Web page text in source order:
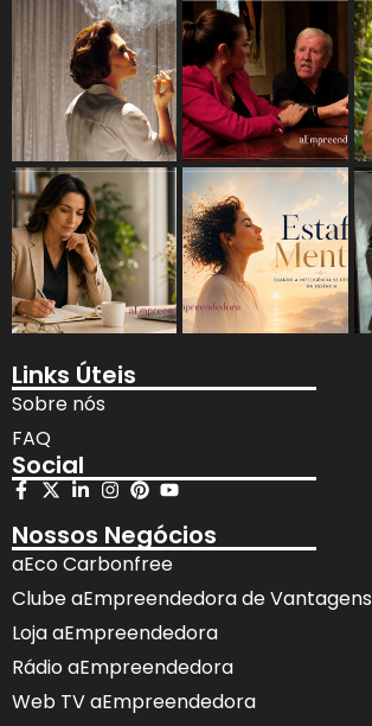
Links Úteis
Sobre nós
FAQ
Social
Nossos Negócios
aEco Carbonfree
Clube aEmpreendedora de Vantagens
Loja aEmpreendedora
Rádio aEmpreendedora
Web TV aEmpreendedora